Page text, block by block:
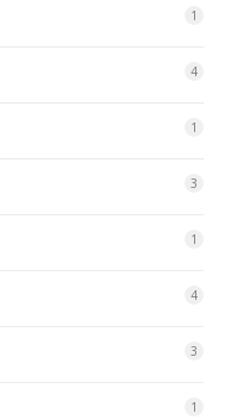
1
4
1
3
1
4
3
1